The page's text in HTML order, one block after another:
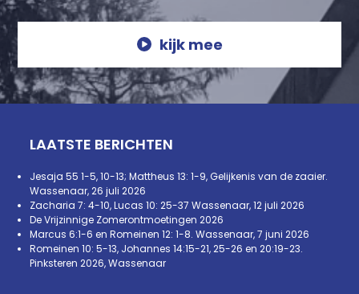
kijk mee
LAATSTE BERICHTEN
Jesaja 55 1-5, 10-13; Mattheus 13: 1-9, Gelijkenis van de zaaier.
Wassenaar, 26 juli 2026
Zacharia 7: 4-10, Lucas 10: 25-37 Wassenaar, 12 juli 2026
De Vrijzinnige Zomerontmoetingen 2026
Marcus 6:1-6 en Romeinen 12: 1-8. Wassenaar, 7 juni 2026
Romeinen 10: 5-13, Johannes 14:15-21, 25-26 en 20:19-23.
Pinksteren 2026, Wassenaar